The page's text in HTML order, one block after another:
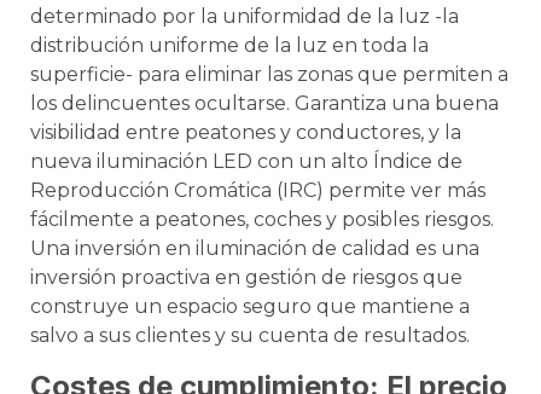
determinado por la uniformidad de la luz -la
distribución uniforme de la luz en toda la
superficie- para eliminar las zonas que permiten a
los delincuentes ocultarse. Garantiza una buena
visibilidad entre peatones y conductores, y la
nueva iluminación LED con un alto Índice de
Reproducción Cromática (IRC) permite ver más
fácilmente a peatones, coches y posibles riesgos.
Una inversión en iluminación de calidad es una
inversión proactiva en gestión de riesgos que
construye un espacio seguro que mantiene a
salvo a sus clientes y su cuenta de resultados.
Costes de cumplimiento: El precio